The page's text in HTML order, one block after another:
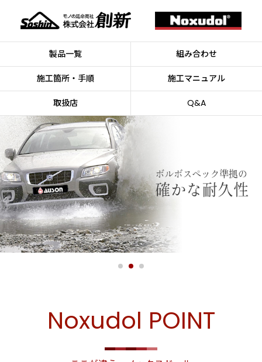
製品一覧 組み合わせ
施工箇所・手順 施工マニュアル
取扱店 Q&A
Noxudol POINT